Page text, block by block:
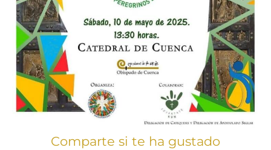
Comparte si te ha gustado